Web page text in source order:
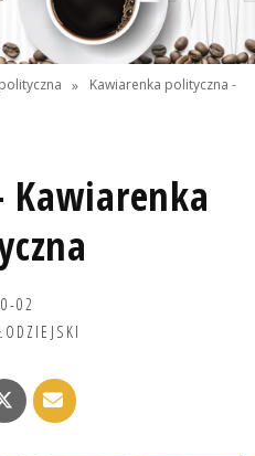
»
Kawiarenka polityczna -
Kawiarenka
02